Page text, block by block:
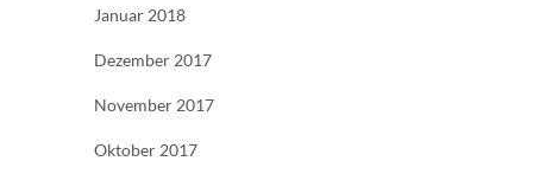
Januar 2018
Dezember 2017
November 2017
Oktober 2017